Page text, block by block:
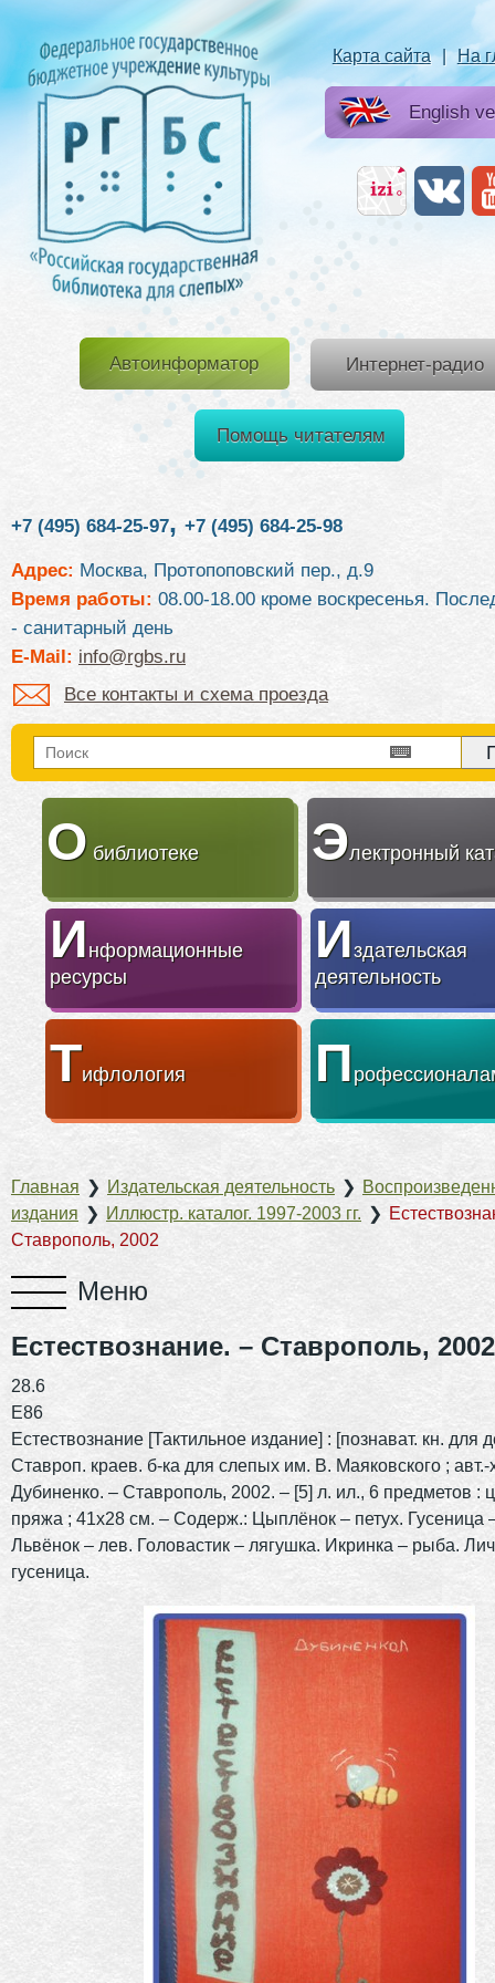
Карта сайта | На
English
Автоинформатор Интернет-радио
Помощь читателям
+7 (495) 684-25-97, +7 (495) 684-25-98
Адрес: Москва, Протопоповский пер., д.9
Время работы: 08.00-18.00 кроме воскресенья.
- санитарный день
E-Mail: info@rgbs.ru
Все контакты и схема проезда
О библиотеке Электронный
Информационные
ресурсы
Издательская
деятельность
Тифлология П
Главная ❯ Издательская деятельность ❯
издания ❯ Иллюстр. каталог. 1997-2003 гг. ❯
Ставрополь, 2002
Естествознание. – Ставрополь, 2002
28.6
Е86
Естествознание [Тактильное издание] : [познават. кн. для
Ставроп. краев. б-ка для слепых им. В. Маяковского ;
Дубиненко. – Ставрополь, 2002. – [5] л. ил., 6 предметов :
пряжа ; 41х28 см. – Содерж.: Цыплёнок – петух. Гусеница
Львёнок – лев. Головастик – лягушка. Икринка – рыба.
гусеница.